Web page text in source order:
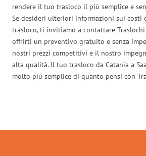
rendere il tuo trasloco il più semplice e
Se desideri ulteriori informazioni sui costi
trasloco, ti invitiamo a contattare
offrirti un preventivo gratuito e senza
nostri prezzi competitivi e il nostro
alta qualità. Il tuo trasloco da Catania a
molto più semplice di quanto pensi con